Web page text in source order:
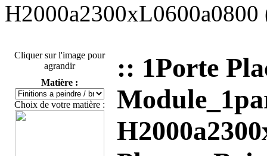
Cliquer sur l'image pour
agrandir
Matière :
Choix de votre matière :
:: 1Porte